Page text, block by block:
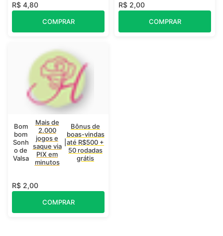
R$ 4,80
COMPRAR
R$ 2,00
COMPRAR
Bom
bom
Sonh
o de
Valsa
Mais de
2.000
jogos e
saque via
PIX em
minutos
Bônus de
boas-vindas
até R$500 +
50 rodadas
grátis
R$ 2,00
COMPRAR